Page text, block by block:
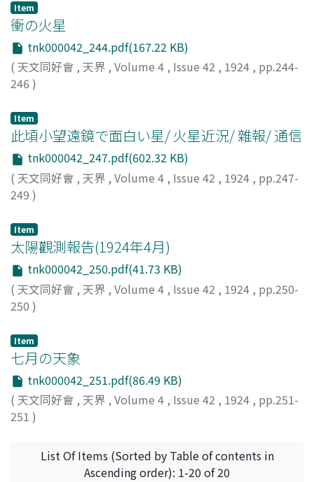
Item
衝の火星
tnk000042_244.pdf(167.22 KB)
( 天文同好會 , 天界 , Volume 4 , Issue 42 , 1924 , pp.244-
246 )
Item
此頃小望遠鏡で面白い星/ 火星近況/ 雜報/ 通信
tnk000042_247.pdf(602.32 KB)
( 天文同好會 , 天界 , Volume 4 , Issue 42 , 1924 , pp.247-
249 )
Item
太陽觀測報告(1924年4月)
tnk000042_250.pdf(41.73 KB)
( 天文同好會 , 天界 , Volume 4 , Issue 42 , 1924 , pp.250-
250 )
Item
七月の天象
tnk000042_251.pdf(86.49 KB)
( 天文同好會 , 天界 , Volume 4 , Issue 42 , 1924 , pp.251-
251 )
List Of Items (Sorted by Table of contents in
Ascending order): 1-20 of 20